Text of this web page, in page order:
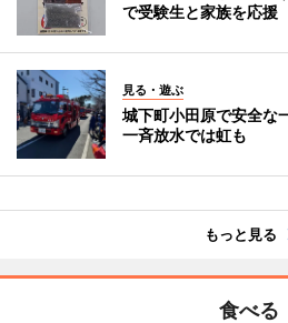
で受験生と家族を応援
見る・遊ぶ
城下町小田原で安全な
一斉放水では虹も
もっと見る
食べる